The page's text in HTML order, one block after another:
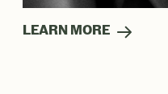
LEARN MORE